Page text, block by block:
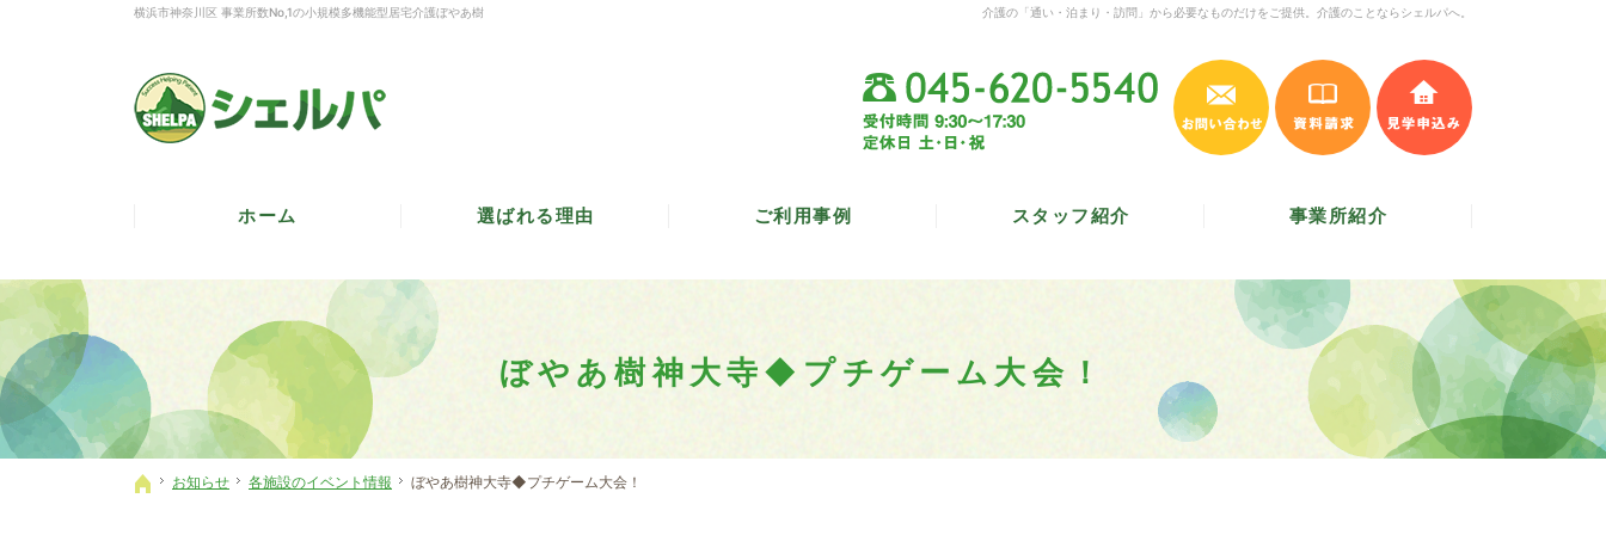
ぼやあ樹神大寺◆プチゲーム大会！
介護の「通い・泊まり・訪問」から必要なものだけをご提供。介護のことならシェルパへ。
横浜市神奈川区 事業所数No,1の小規模多機能型居宅介護ぼやあ樹
ホーム
お知らせ 各施設のイベント情報 ぼやあ樹神大寺◆プチゲーム大会！
045-620-5540
受付時間 9:30～17:30／ 定休日 土・日・祝
お問い合わせ 資料請求
ホーム 選ばれる理由 ご利用事例 スタッフ紹介 事業所紹介